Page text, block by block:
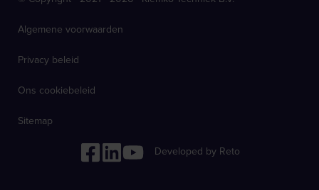
Algemene voorwaarden
Privacy beleid
Ons cookiebeleid
Sitemap
Developed by Reto